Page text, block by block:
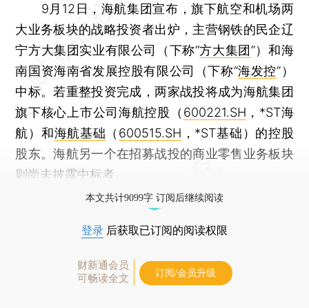
9月12日，海航集团宣布，旗下航空和机场两
大业务板块的战略投资者出炉，主营钢铁的民企辽
宁方大集团实业有限公司（下称“方大集团”）和海
南国资海南省发展控股有限公司（下称“海发控”）
中标。若重整投资完成，两家战投将成为海航集团
旗下核心上市公司海航控股（ 600221.SH ，*ST海
航）和海航基础 （ 600515.SH ，*ST基础）的控股
股东。海航另一个在招募战投的商业零售业务板块
则尚未披露中标者。
本文共计9099字 订阅后继续阅读
登录 后获取已订阅的阅读权限
财新通会员
可畅读全文
订阅/会员升级